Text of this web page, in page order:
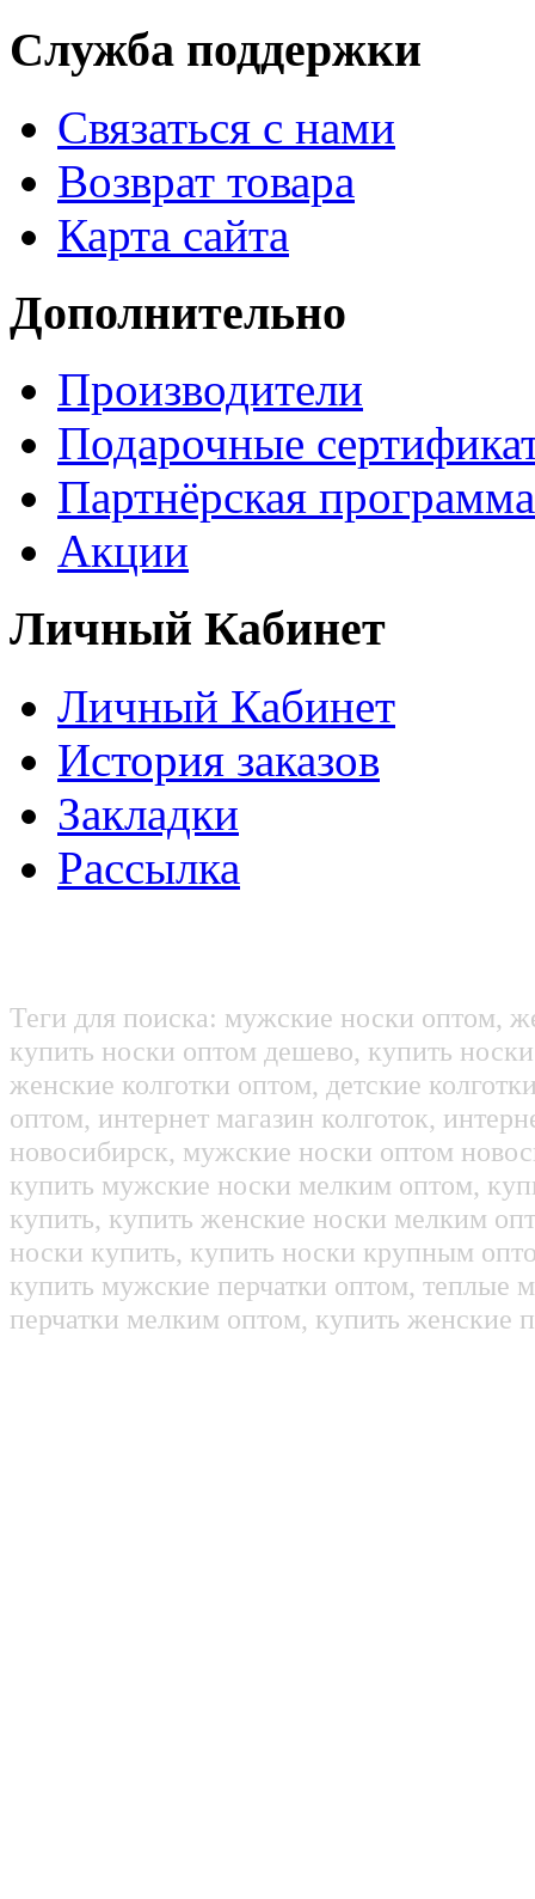
Служба поддержки
Связаться с нами
Возврат товара
Карта сайта
Дополнительно
Производители
Подарочные
Партнёрская программа
Акции
Личный Кабинет
Личный Кабинет
История заказов
Закладки
Рассылка
Теги для поиска: мужские носки оптом,
купить носки оптом дешево, купить
женские колготки оптом, детские
оптом, интернет магазин колготок,
новосибирск, мужские носки оптом
купить мужские носки мелким оптом,
купить, купить женские носки мелким
носки купить, купить носки крупным
купить мужские перчатки оптом, теплые
перчатки мелким оптом, купить женские